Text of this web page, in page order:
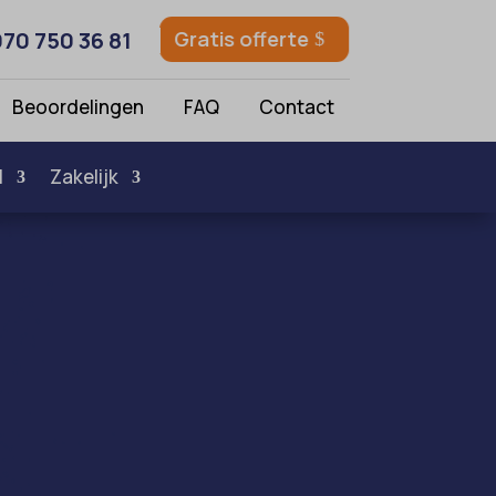
Gratis offerte
750 36 81
Beoordelingen FAQ Contact
Zakelijk